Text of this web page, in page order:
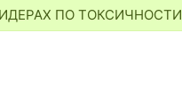
ПО ТОКСИЧНОСТИ